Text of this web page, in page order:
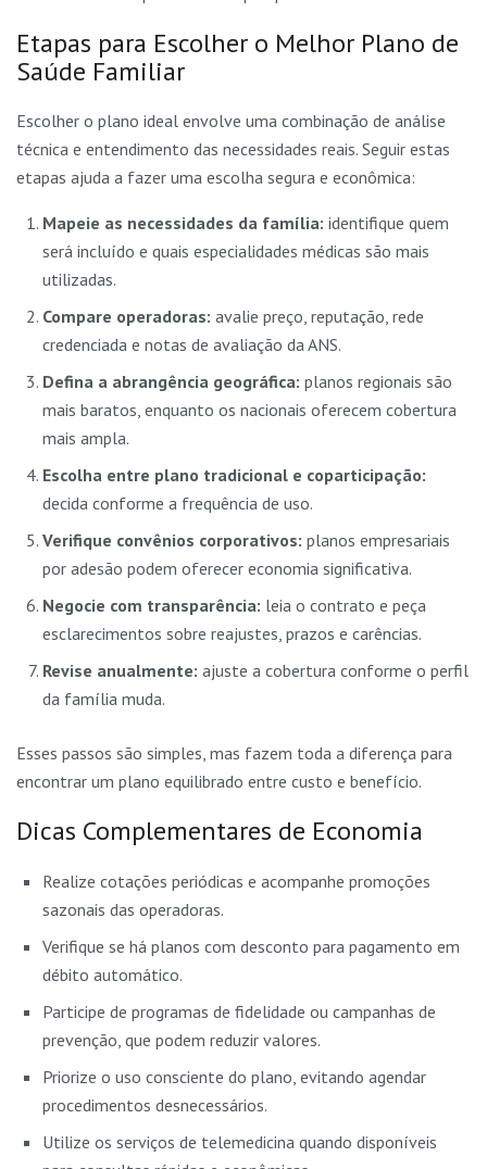
Etapas para Escolher o Melhor Plano de
Saúde Familiar
Escolher o plano ideal envolve uma combinação de análise
técnica e entendimento das necessidades reais. Seguir estas
etapas ajuda a fazer uma escolha segura e econômica:
Mapeie as necessidades da família: identifique quem
será incluído e quais especialidades médicas são mais
utilizadas.
Compare operadoras: avalie preço, reputação, rede
credenciada e notas de avaliação da ANS.
Defina a abrangência geográfica: planos regionais são
mais baratos, enquanto os nacionais oferecem cobertura
mais ampla.
Escolha entre plano tradicional e coparticipação:
decida conforme a frequência de uso.
Verifique convênios corporativos: planos empresariais
por adesão podem oferecer economia significativa.
Negocie com transparência: leia o contrato e peça
esclarecimentos sobre reajustes, prazos e carências.
Revise anualmente: ajuste a cobertura conforme o perfil
da família muda.
Esses passos são simples, mas fazem toda a diferença para
encontrar um plano equilibrado entre custo e benefício.
Dicas Complementares de Economia
Realize cotações periódicas e acompanhe promoções
sazonais das operadoras.
Verifique se há planos com desconto para pagamento em
débito automático.
Participe de programas de fidelidade ou campanhas de
prevenção, que podem reduzir valores.
Priorize o uso consciente do plano, evitando agendar
procedimentos desnecessários.
Utilize os serviços de telemedicina quando disponíveis